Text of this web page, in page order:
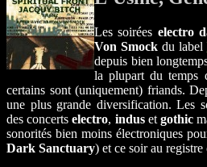
Les soirées electro
Von Smockdu label
depuis bien
la plupart du temps
certains sont (uniquement) friands.
une plus grande diversification. Les
des concertselectro, indusetgothic
sonorités bien moins électroniques
Dark Sanctuary) et ce soir au registre